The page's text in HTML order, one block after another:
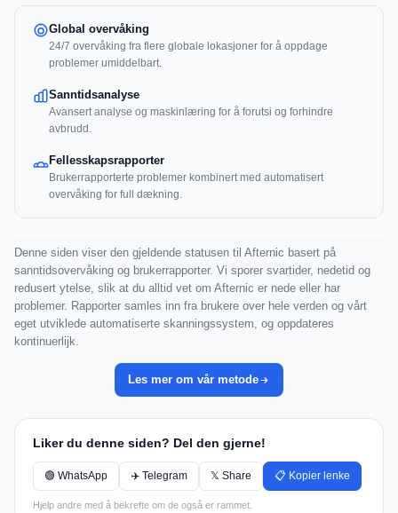
Global overvåking
24/7 overvåking fra flere globale lokasjoner for å oppdage
problemer umiddelbart.
Sanntidsanalyse
Avansert analyse og maskinlæring for å forutsi og forhindre
avbrudd.
Fellesskapsrapporter
Brukerrapporterte problemer kombinert med automatisert
overvåking for full dækning.
Denne siden viser den gjeldende statusen til Afternic basert på
sanntidsovervåking og brukerrapporter. Vi sporer svartider, nedetid og
redusert ytelse, slik at du alltid vet om Afternic er nede eller har
problemer. Rapporter samles inn fra brukere over hele verden og vårt
eget utviklede automatiserte skanningssystem, og oppdateres
kontinuerlijk.
Les mer om vår metode
Liker du denne siden? Del den gjerne!
🟢 WhatsApp ✈️ Telegram 𝕏 Share 📋 Kopier lenke
Hjelp andre med å bekrefte om de også er rammet.